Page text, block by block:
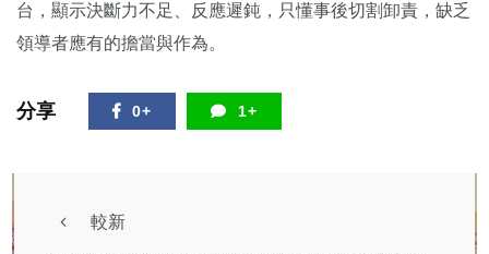
台，顯示決斷力不足、反應遲鈍，只懂事後切割卸責，缺乏
領導者應有的擔當與作為。
分享 0+ 1+
較新